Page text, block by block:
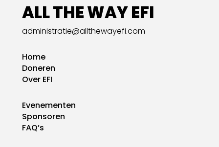
ALL THE WAY EFI
administratie@allthewayefi.com
Home
Doneren
Over EFI
Evenementen
Sponsoren
FAQ’s